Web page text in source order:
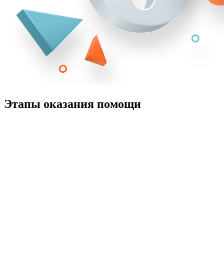
Этапы оказания помощи